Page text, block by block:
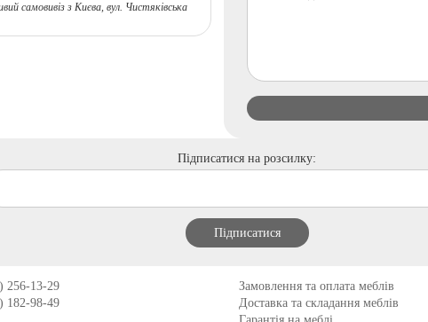
самовивіз з Києва, вул. Чистяківська
Підписатися на розсилку:
256-13-29
182-98-49
Замовлення та оплата меблів
Доставка та складання меблів